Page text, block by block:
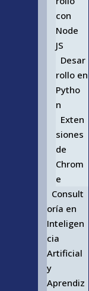
con
Node
JS
Desar
rollo en
Pytho
n
Exten
siones
de
Chrom
e
Consult
oría en
Inteligen
cia
Artificial
y
Aprendiz